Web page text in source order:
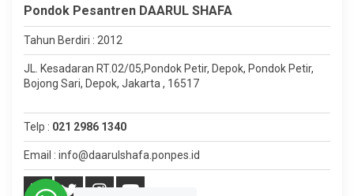
Pondok Pesantren DAARUL SHAFA
Tahun Berdiri : 2012
JL. Kesadaran RT.02/05,Pondok Petir, Depok, Pondok Petir,
Bojong Sari, Depok, Jakarta , 16517
Telp : 021 2986 1340
Email : info@daarulshafa.ponpes.id